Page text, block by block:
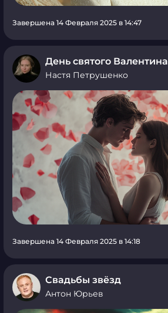
Завершена 14 Февраля 2025 в 14:47
День святого Валентина
Настя Петрушенко
Завершена 14 Февраля 2025 в 14:18
Свадьбы звёзд
Антон Юрьев